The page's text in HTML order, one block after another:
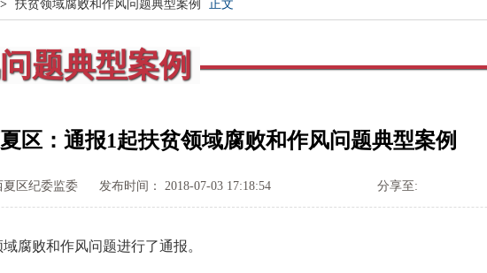
> 扶贫领域腐败和作风问题典型案例 正文
题典型案例
区：通报1起扶贫领域腐败和作风问题典型案例
区纪委监委 发布时间： 2018-07-03 17:18:54 分享至:
败和作风问题进行了通报。